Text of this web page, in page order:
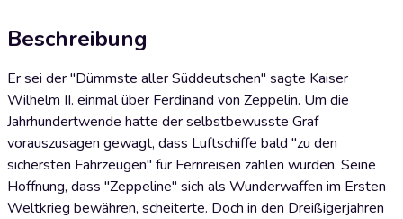
Beschreibung
Er sei der "Dümmste aller Süddeutschen" sagte Kaiser
Wilhelm II. einmal über Ferdinand von Zeppelin. Um die
Jahrhundertwende hatte der selbstbewusste Graf
vorauszusagen gewagt, dass Luftschiffe bald "zu den
sichersten Fahrzeugen" für Fernreisen zählen würden. Seine
Hoffnung, dass "Zeppeline" sich als Wunderwaffen im Ersten
Weltkrieg bewähren, scheiterte. Doch in den Dreißigerjahren